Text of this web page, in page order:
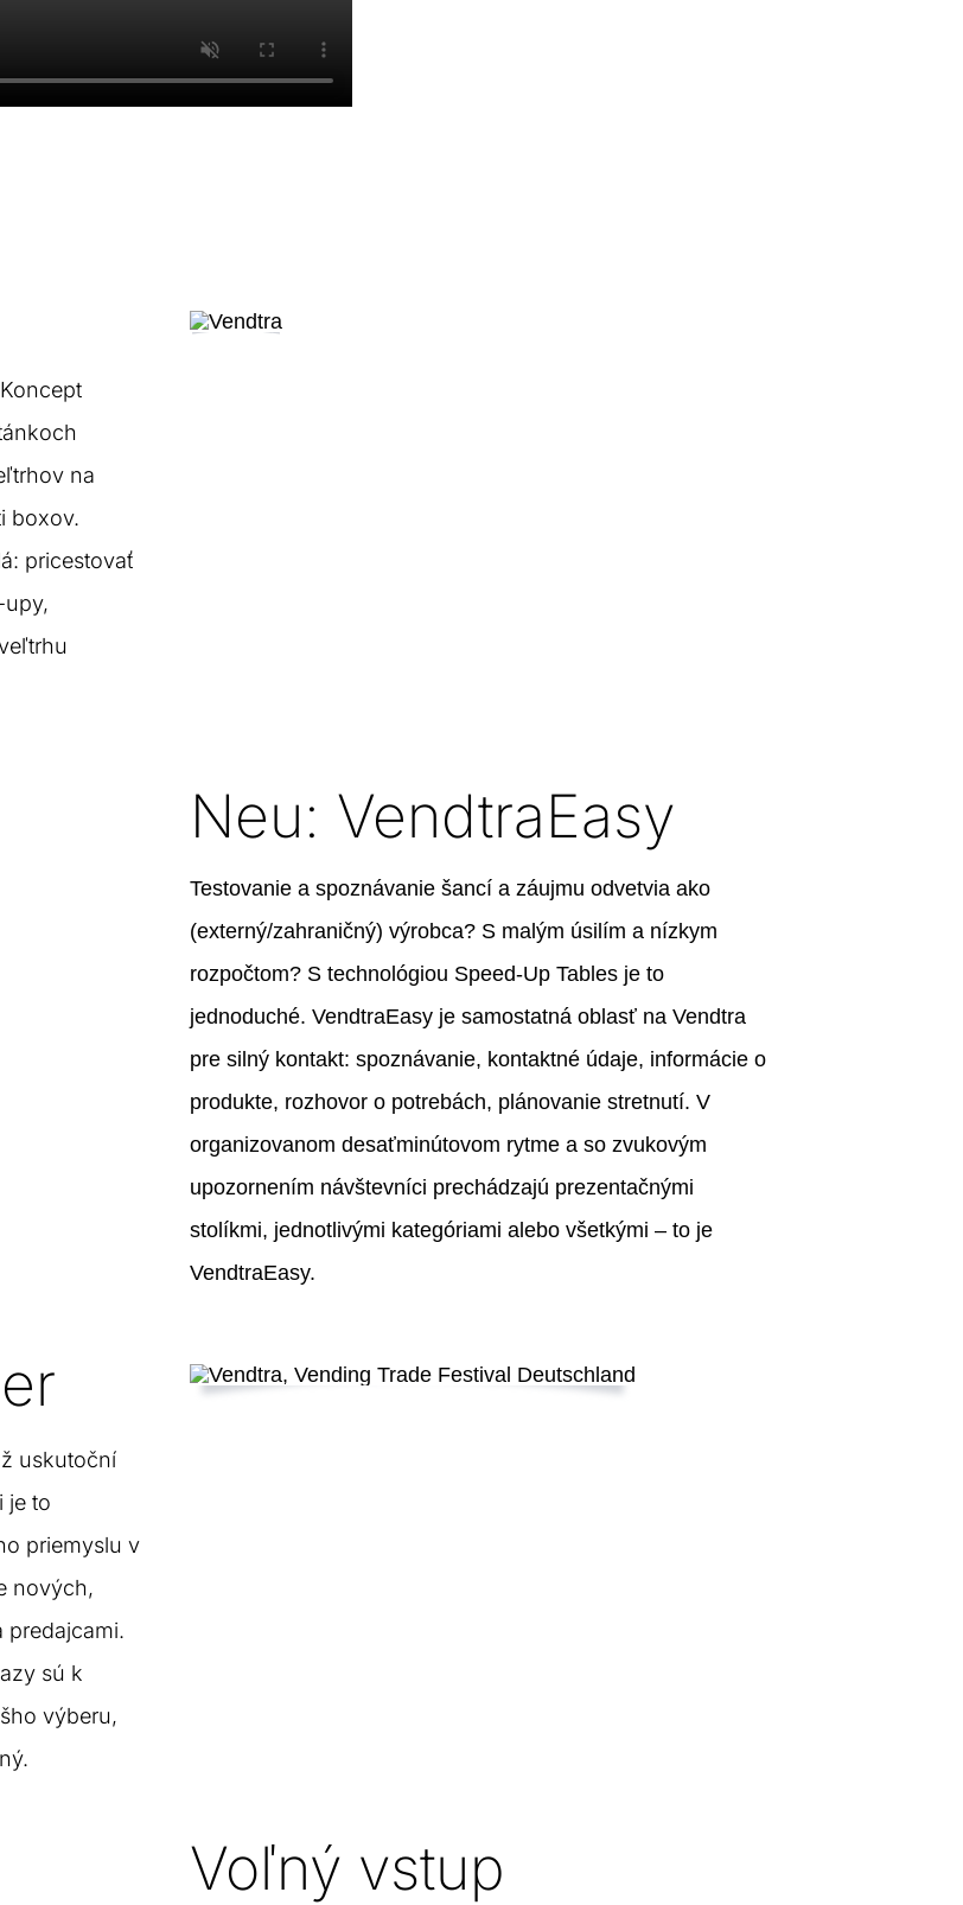
na
boxov.
pricestovať
upy,
Neu: VendtraEasy
Testovanie a spoznávanie šancí a záujmu odvetvia ako
(externý/zahraničný) výrobca? S malým úsilím a nízkym
rozpočtom? S technológiou Speed-Up Tables je to
jednoduché. VendtraEasy je samostatná oblasť na Vendtra
pre silný kontakt: spoznávanie, kontaktné údaje, informácie o
produkte, rozhovor o potrebách, plánovanie stretnutí. V
organizovanom desaťminútovom rytme a so zvukovým
upozornením návštevníci prechádzajú prezentačnými
stolíkmi, jednotlivými kategóriami alebo všetkými – to je
VendtraEasy.
uskutoční
je to
priemyslu v
nových,
predajcami.
sú k
výberu,
Voľný vstup